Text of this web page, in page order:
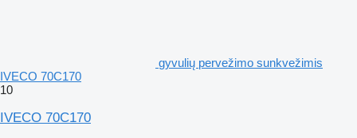
gyvulių pervežimo sunkvežimis
IVECO 70C170
10
IVECO 70C170